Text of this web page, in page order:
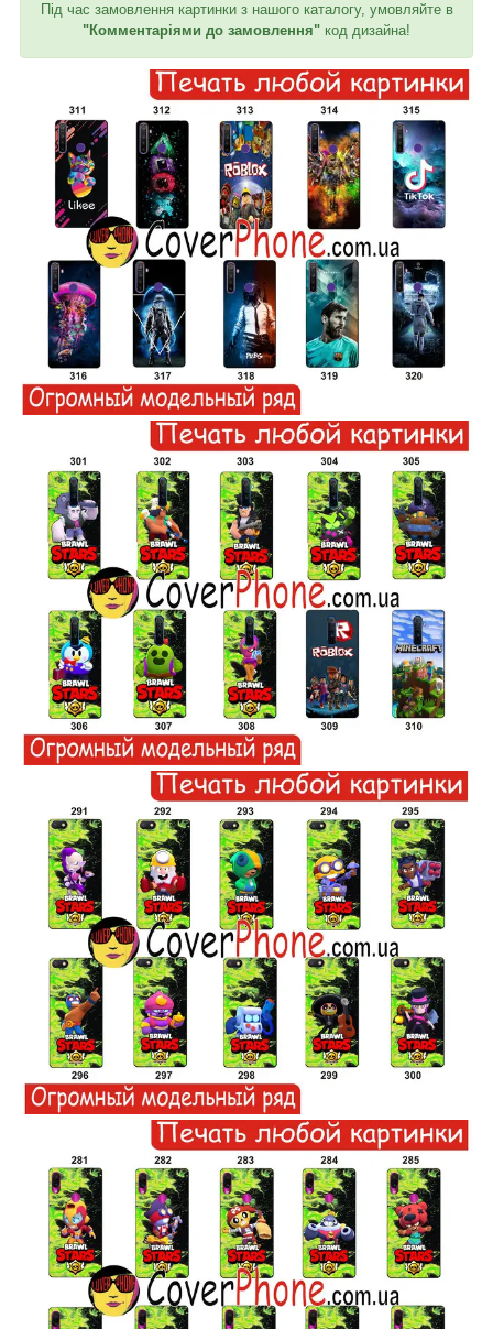
Під час замовлення картинки з нашого каталогу, умовляйте в
"Комментаріями до замовлення" код дизайна!